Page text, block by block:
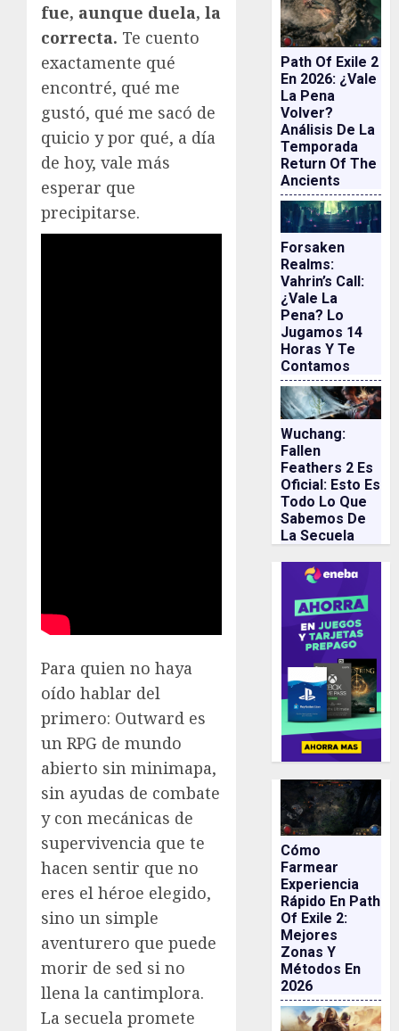
fue, aunque duela, la
correcta. Te cuento
exactamente qué
encontré, qué me
gustó, qué me sacó de
quicio y por qué, a día
de hoy, vale más
esperar que
precipitarse.
Para quien no haya
oído hablar del
primero: Outward es
un RPG de mundo
abierto sin minimapa,
sin ayudas de combate
y con mecánicas de
supervivencia que te
hacen sentir que no
eres el héroe elegido,
sino un simple
aventurero que puede
morir de sed si no
llena la cantimplora.
La secuela promete
Path Of Exile 2
En 2026: ¿vale
La Pena
Volver?
Análisis De La
Temporada
Return Of The
Ancients
Forsaken
Realms:
Vahrin’s Call:
¿vale La
Pena? Lo
Jugamos 14
Horas Y Te
Contamos
Wuchang:
Fallen
Feathers 2 Es
Oficial: Esto Es
Todo Lo Que
Sabemos De
La Secuela
Cómo
Farmear
Experiencia
Rápido En Path
Of Exile 2:
Mejores
Zonas Y
Métodos En
2026